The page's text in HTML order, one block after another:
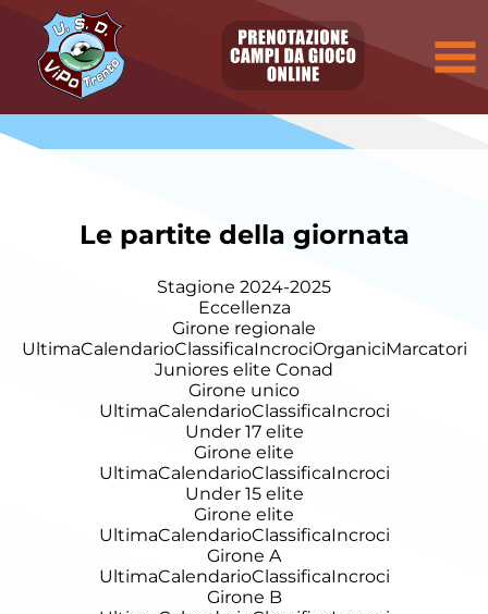
Le partite della giornata
Stagione 2024-2025
Eccellenza
Girone regionale
UltimaCalendarioClassificaIncrociOrganiciMarcatori
Juniores elite Conad
Girone unico
UltimaCalendarioClassificaIncroci
Under 17 elite
Girone elite
UltimaCalendarioClassificaIncroci
Under 15 elite
Girone elite
UltimaCalendarioClassificaIncroci
Girone A
UltimaCalendarioClassificaIncroci
Girone B